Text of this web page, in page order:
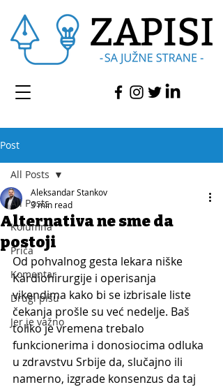
Post
All Posts
Kolumna
Priča
Komentar
Drugi pišu
Jer je važno
All Posts
Alternativa ne sme da
postoji
Aleksandar Stankov
3 min read
Od pohvalnog gesta lekara niške
Kardiohirurgije i operisanja
vikendima kako bi se izbrisale liste
čekanja prošle su već nedelje. Baš
toliko je vremena trebalo
funkcionerima i donosiocima odluka
u zdravstvu Srbije da, slučajno ili
namerno, izgrade konsenzus da taj